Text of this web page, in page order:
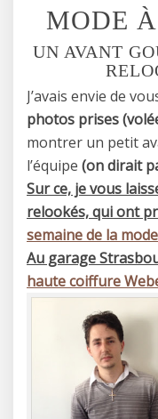
MODE
UN AVANT
J’avais envie de
photos prises
montrer un petit
l’équipe (on dirait
Sur ce, je vous
relookés, qui ont
semaine de la
Au garage
haute coiffure